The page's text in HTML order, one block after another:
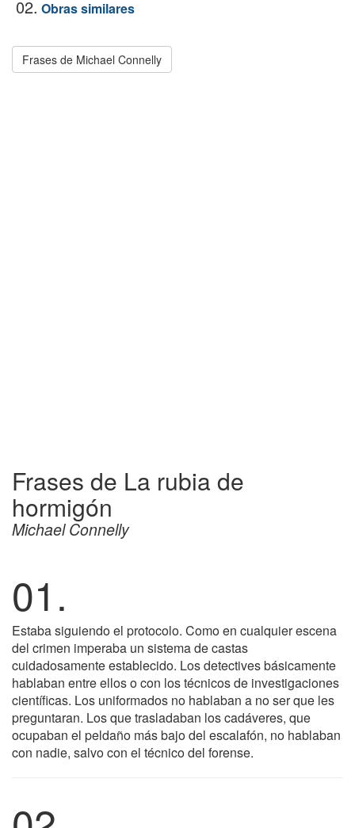
02. Obras similares
Frases de Michael Connelly
Frases de La rubia de
hormigón
Michael Connelly
01.
Estaba siguiendo el protocolo. Como en cualquier escena
del crimen imperaba un sistema de castas
cuidadosamente establecido. Los detectives básicamente
hablaban entre ellos o con los técnicos de investigaciones
científicas. Los uniformados no hablaban a no ser que les
preguntaran. Los que trasladaban los cadáveres, que
ocupaban el peldaño más bajo del escalafón, no hablaban
con nadie, salvo con el técnico del forense.